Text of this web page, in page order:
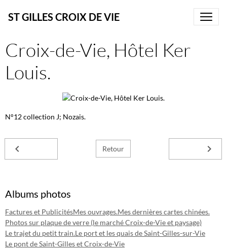
ST GILLES CROIX DE VIE
Croix-de-Vie, Hôtel Ker
Louis.
N°12 collection J; Nozais.
Retour
Albums photos
Factures et PublicitésMes ouvrages.Mes dernières cartes chinées.
Photos sur plaque de verre (le marché Croix-de-Vie et paysage)
Le trajet du petit train.Le port et les quais de Saint-Gilles-sur-Vie
Le pont de Saint-Gilles et Croix-de-Vie